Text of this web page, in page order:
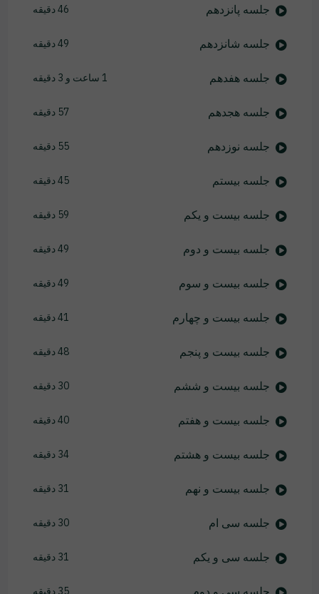
جلسه پانزدهم 46 دقیقه
جلسه شانزدهم 49 دقیقه
جلسه هفدهم 1 ساعت و 3 دقیقه
جلسه هجدهم 57 دقیقه
جلسه نوزدهم 55 دقیقه
جلسه بیستم 45 دقیقه
جلسه بیست و یکم 59 دقیقه
جلسه بیست و دوم 49 دقیقه
جلسه بیست و سوم 49 دقیقه
جلسه بیست و چهارم 41 دقیقه
جلسه بیست و پنجم 48 دقیقه
جلسه بیست و ششم 30 دقیقه
جلسه بیست و هفتم 40 دقیقه
جلسه بیست و هشتم 34 دقیقه
جلسه بیست و نهم 31 دقیقه
جلسه سی ام 30 دقیقه
جلسه سی و یکم 31 دقیقه
35 دقیقه